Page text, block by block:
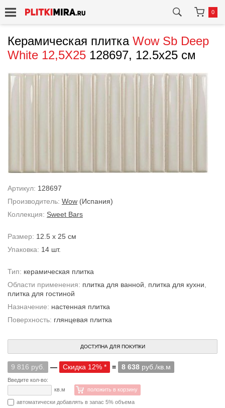
0
Керамическая плитка Wow Sb Deep
White 12,5X25 128697, 12.5x25 см
Артикул: 128697
Производитель: Wow (Испания)
Коллекция: Sweet Bars
Размер: 12.5 x 25 см
Упаковка: 14 шт.
Тип: керамическая плитка
Области применения: плитка для ванной плитка для кухни
плитка для гостиной
Назначение: настенная плитка
Поверхность: глянцевая плитка
ДОСТУПНА ДЛЯ ПОКУПКИ
9 816 руб. — Скидка 12% * = 8 638 руб./кв.м
Введите кол-во:
кв.м
положить в корзину
автоматически добавлять в запас 5% объема